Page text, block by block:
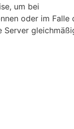
um bei
oder im Falle
Server